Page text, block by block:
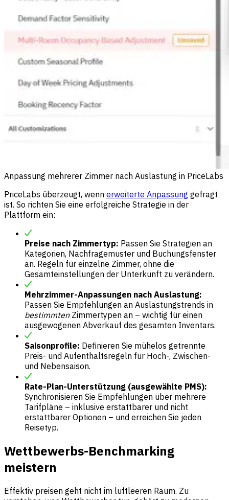
Anpassung mehrerer Zimmer nach Auslastung in PriceLabs
PriceLabs überzeugt, wenn erweiterte Anpassung gefragt
ist. So richten Sie eine erfolgreiche Strategie in der
Plattform ein:
Preise nach Zimmertyp: Passen Sie Strategien an
Kategorien, Nachfragemuster und Buchungsfenster
an. Regeln für einzelne Zimmer, ohne die
Gesamteinstellungen der Unterkunft zu verändern.
Mehrzimmer-Anpassungen nach Auslastung:
Passen Sie Empfehlungen an Auslastungstrends in
bestimmtenZimmertypen an – wichtig für einen
ausgewogenen Abverkauf des gesamten Inventars.
Saisonprofile: Definieren Sie mühelos getrennte
Preis- und Aufenthaltsregeln für Hoch-, Zwischen-
und Nebensaison.
Rate-Plan-Unterstützung (ausgewählte PMS):
Synchronisieren Sie Empfehlungen über mehrere
Tarifpläne – inklusive erstattbarer und nicht
erstattbarer Optionen – und erreichen Sie jeden
Reisetyp.
Wettbewerbs-Benchmarking
meistern
Effektiv preisen geht nicht im luftleeren Raum. Zu